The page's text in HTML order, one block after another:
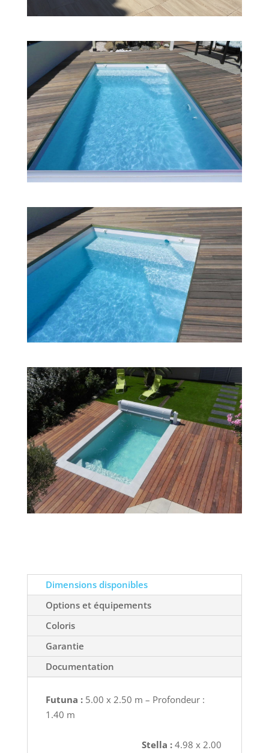
Dimensions disponibles
Options et équipements
Coloris
Garantie
Documentation
Futuna : 5.00 x 2.50 m – Profondeur :
1.40 m
Stella :4.98 x 2.00